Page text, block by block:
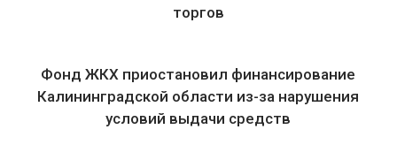
торгов
Фонд ЖКХ приостановил финансирование
Калининградской области из-за нарушения
условий выдачи средств